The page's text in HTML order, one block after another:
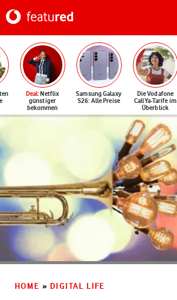
Deal: Netflix
günstiger
bekommen
Samsung Galaxy
S26: Alle Preise
Die Vodafone
CallYa-Tarife im
Überblick
HOME » DIGITAL LIFE